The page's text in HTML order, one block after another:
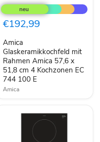
Glaskeramikkochfeld
mit
Rahmen
Amica
x
51,8
cm
4
Kochzonen
EC
744
€192,99
Amica
Glaskeramikkochfeld mit
Rahmen Amica 57,6 x
51,8 cm 4 Kochzonen EC
744 100 E
Amica